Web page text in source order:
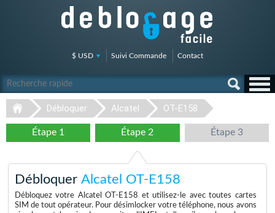
$ USD Suivi Commande Contact
Débloquer Alcatel OT-E158
Étape 1 Étape 2 Étape 3
Débloquer Alcatel OT-E158
Débloquez votre Alcatel OT-E158 et utilisez-le avec toutes cartes
SIM de tout opérateur. Pour désimlocker votre téléphone, nous avons